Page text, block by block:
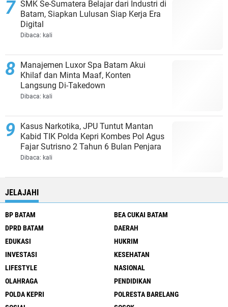
SMK Se-Sumatera Belajar dari Industri di
Batam, Siapkan Lulusan Siap Kerja Era
Digital
Dibaca: kali
Manajemen Luxor Spa Batam Akui
Khilaf dan Minta Maaf, Konten
Langsung Di-Takedown
Dibaca: kali
Kasus Narkotika, JPU Tuntut Mantan
Kabid TIK Polda Kepri Kombes Pol Agus
Fajar Sutrisno 2 Tahun 6 Bulan Penjara
Dibaca: kali
JELAJAHI
BP BATAM
BEA CUKAI BATAM
DPRD BATAM
DAERAH
EDUKASI
HUKRIM
INVESTASI
KESEHATAN
LIFESTYLE
NASIONAL
OLAHRAGA
PENDIDIKAN
POLDA KEPRI
POLRESTA BARELANG